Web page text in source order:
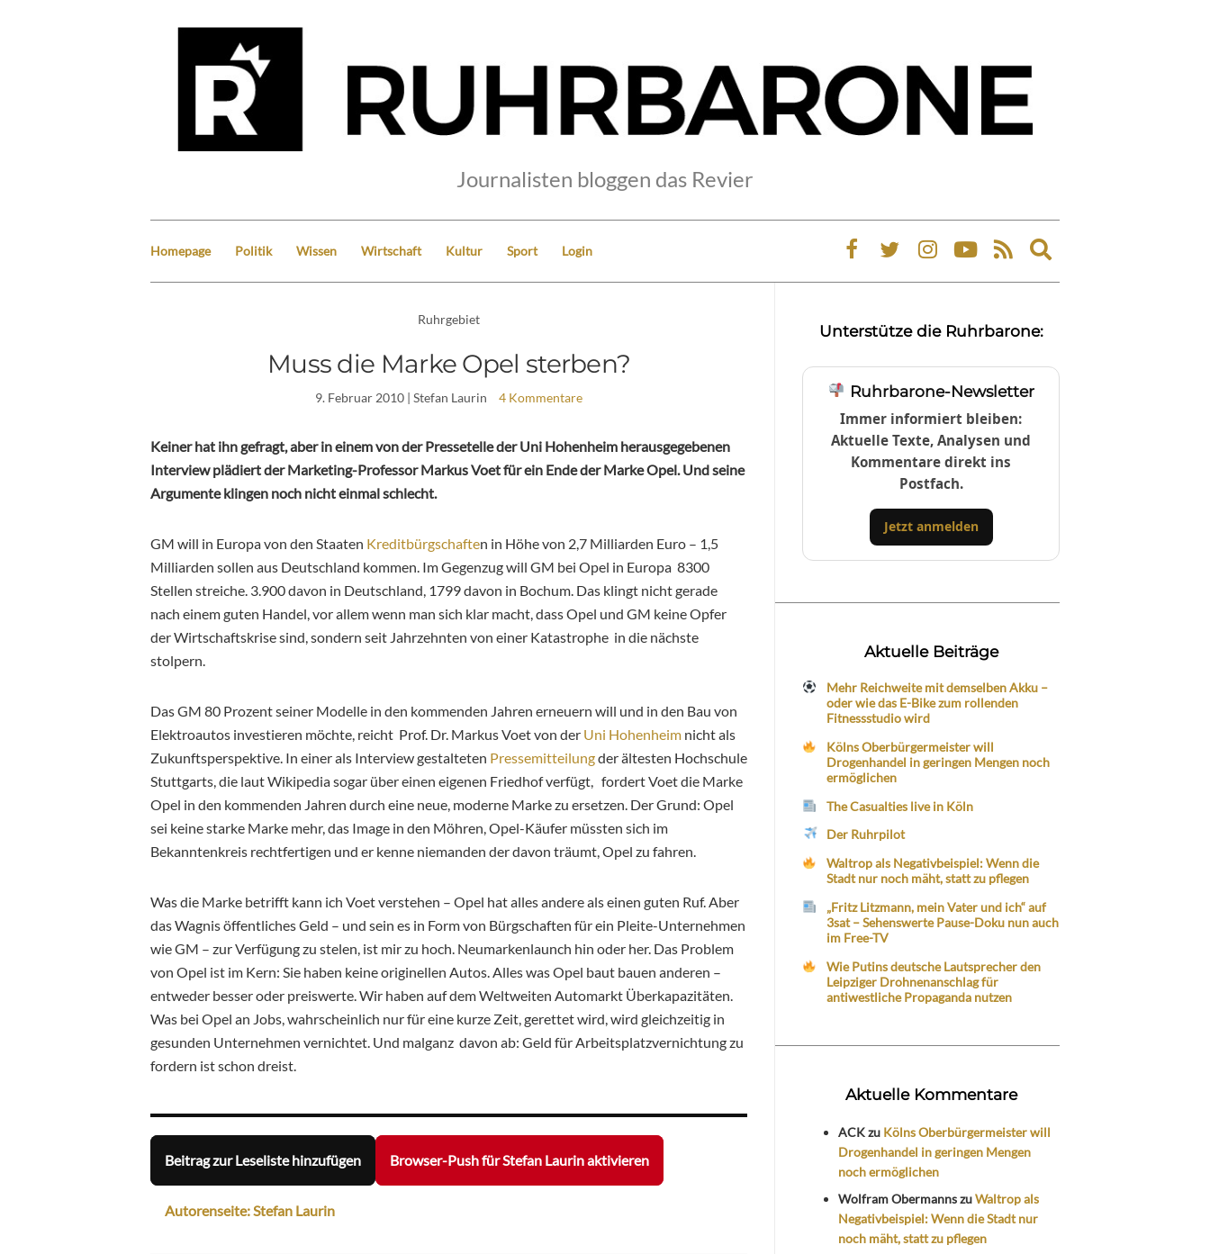
Journalisten bloggen das Revier
Homepage Politik Wissen Wirtschaft Kultur Sport Login
Expand
search
Ruhrgebiet
Muss die Marke Opel sterben?
9. Februar 2010 | Stefan Laurin 4 Kommentare
Keiner hat ihn gefragt, aber in einem von der Pressetelle der Uni Hohenheim herausgegebenen
Interview plädiert der Marketing-Professor Markus Voet für ein Ende der Marke Opel. Und seine
Argumente klingen noch nicht einmal schlecht.
GM will in Europa von den Staaten Kreditbürgschaften in Höhe von 2,7 Milliarden Euro – 1,5
Milliarden sollen aus Deutschland kommen. Im Gegenzug will GM bei Opel in Europa 8300
Stellen streiche. 3.900 davon in Deutschland, 1799 davon in Bochum. Das klingt nicht gerade
nach einem guten Handel, vor allem wenn man sich klar macht, dass Opel und GM keine Opfer
der Wirtschaftskrise sind, sondern seit Jahrzehnten von einer Katastrophe in die nächste
stolpern.
Das GM 80 Prozent seiner Modelle in den kommenden Jahren erneuern will und in den Bau von
Elektroautos investieren möchte, reicht Prof. Dr. Markus Voet von der Uni Hohenheim nicht als
Zukunftsperspektive. In einer als Interview gestalteten Pressemitteilungder ältesten Hochschule
Stuttgarts, die laut Wikipedia sogar über einen eigenen Friedhof verfügt, fordert Voet die Marke
Opel in den kommenden Jahren durch eine neue, moderne Marke zu ersetzen. Der Grund: Opel
sei keine starke Marke mehr, das Image in den Möhren, Opel-Käufer müssten sich im
Bekanntenkreis rechtfertigen und er kenne niemanden der davon träumt, Opel zu fahren.
Was die Marke betrifft kann ich Voet verstehen – Opel hat alles andere als einen guten Ruf. Aber
das Wagnis öffentliches Geld – und sein es in Form von Bürgschaften für ein Pleite-Unternehmen
wie GM – zur Verfügung zu stelen, ist mir zu hoch. Neumarkenlaunch hin oder her. Das Problem
von Opel ist im Kern: Sie haben keine originellen Autos. Alles was Opel baut bauen anderen –
entweder besser oder preiswerte. Wir haben auf dem Weltweiten Automarkt Überkapazitäten.
Was bei Opel an Jobs, wahrscheinlich nur für eine kurze Zeit, gerettet wird, wird gleichzeitig in
gesunden Unternehmen vernichtet. Und malganz davon ab: Geld für Arbeitsplatzvernichtung zu
fordern ist schon dreist.
Beitrag zur Leseliste hinzufügen Browser-Push für Stefan Laurin aktivieren
Autorenseite: Stefan Laurin
Unterstütze die Ruhrbarone:
Ruhrbarone-Newsletter
Immer informiert bleiben:
Aktuelle Texte, Analysen und
Kommentare direkt ins
Postfach.
Jetzt anmelden
Aktuelle Beiträge
Mehr Reichweite mit demselben Akku –
oder wie das E-Bike zum rollenden
Fitnessstudio wird
Kölns Oberbürgermeister will
Drogenhandel in geringen Mengen noch
ermöglichen
The Casualties live in Köln
Der Ruhrpilot
Waltrop als Negativbeispiel: Wenn die
Stadt nur noch mäht, statt zu pflegen
„Fritz Litzmann, mein Vater und ich“ auf
3sat – Sehenswerte Pause-Doku nun auch
im Free-TV
Wie Putins deutsche Lautsprecher den
Leipziger Drohnenanschlag für
antiwestliche Propaganda nutzen
Aktuelle Kommentare
ACKzu Kölns Oberbürgermeister will
Drogenhandel in geringen Mengen
noch ermöglichen
Wolfram ObermannszuWaltrop als
Negativbeispiel: Wenn die Stadt nur
noch mäht, statt zu pflegen